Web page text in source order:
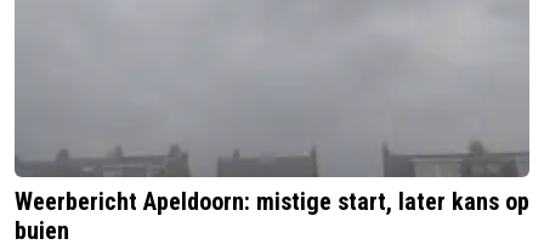
Weerbericht Apeldoorn: mistige start, later kans op
buien